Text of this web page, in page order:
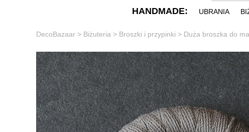
HANDMADE: UBRANIA
DecoBazaar > Biżuteria > Broszki i przypinki > Duża broszka do